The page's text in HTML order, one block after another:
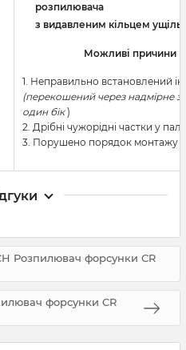
розпилювача
з видавленим кільцем
Можливі причини
1. Неправильно встановлений
(перекошений через надмірне
один бік)
2. Дрібні чужорідні частки у
3. Порушено порядок монтажу
Розпилювач форсунки CR
форсунки CR